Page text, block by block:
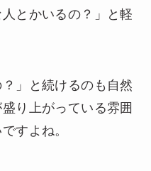
とかいるの？」と軽
」と続けるのも自然
り上がっている雰囲
すよね。